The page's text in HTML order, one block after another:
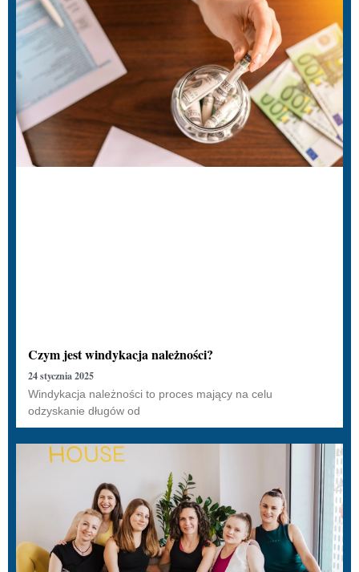
Czym jest windykacja należności?
24 stycznia 2025
Windykacja należności to proces mający na celu
odzyskanie długów od